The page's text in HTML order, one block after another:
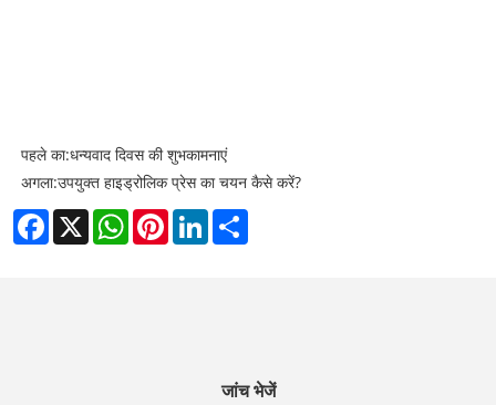
पहले का:धन्यवाद दिवस की शुभकामनाएं
अगला:​उपयुक्त हाइड्रोलिक प्रेस का चयन कैसे करें?
Facebook
X WhatsAppPinterestLinkedIn
जांच भेजें